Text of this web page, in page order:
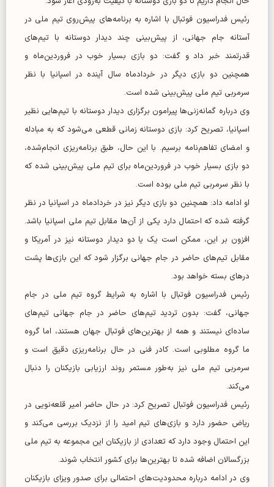
رئیس فدراسیون فوتبال با اشاره به برنامه‌های پیش‌روی تیم ملی در
آستانه جام جهانی، از پیش‌بینی چند دیدار دوستانه با تیم‌های
قدرتمند خبر داد و گفت: دو بازی بسیار خوب در فروردین‌ماه و
همچنین دو بازی دیگر در خردادماه سال آینده در اسپانیا با نظر
سرمربی تیم ملی پیش‌بینی شده است.
وی درباره گمانه‌زنی‌ها پیرامون برگزاری دیدار دوستانه با تیم‌هایی نظیر
اسپانیا، تصریح کرد: بازی دوستانه زمانی قطعی می‌شود که به مبادله
و امضای تفاهم‌نامه برسیم. با این حال، طبق برنامه‌ریزی انجام‌شده،
دو بازی بسیار خوب در فروردین‌ماه برای تیم ملی پیش‌بینی شده که
با نظر سرمربی تیم ملی بوده است.
او ادامه داد: همچنین دو بازی دیگر نیز در خردادماه در اسپانیا در نظر
گرفته شده که احتمال دارد یکی از آن‌ها مقابل تیم ملی اسپانیا باشد.
افزون بر این، ممکن است یک یا دو دیدار دوستانه نیز در آمریکا و
مقابل تیم‌های حاضر در جام جهانی برگزار شود که این بازی‌ها پشت
درهای بسته خواهد بود.
رئیس فدراسیون فوتبال با اشاره به شرایط گروه تیم ملی در جام
جهانی، گفت: بدون تردید تیم‌های حاضر در جام جهانی تیم‌های
ساده‌ای نیستند و همه از بهترین‌های فوتبال جهان هستند، اما گروه
ما گروه مطلوبی است. کادر فنی در حال برنامه‌ریزی دقیق است و
سرمربی تیم ملی نیز به‌طور مستمر روند ارزیابی بازیکنان را دنبال
می‌کند.
رئیس فدراسیون فوتبال تصریح کرد: در حال حاضر امیر قلعه‌نویی در
ریاض حضور دارد و بازی‌های تیم امید را از نزدیک بررسی می‌کند و
این احتمال وجود دارد که تعدادی از بازیکنان این مجموعه به تیم ملی
بزرگسالان اضافه شده تا بهترین‌ها برای کشور انتخاب شوند.
وی در ادامه درباره محدودیت‌های احتمالی برای صدور ویزای بازیکنان